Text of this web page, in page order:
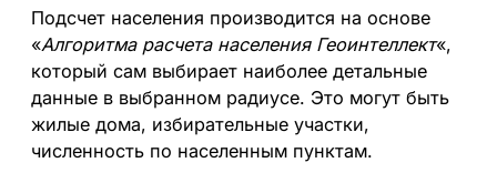
я
в
з
о
н
е
Подсчет населения производится на основе
«Алгоритма расчета населения Геоинтеллект«,
который сам выбирает наиболее детальные
данные в выбранном радиусе. Это могут быть
жилые дома, избирательные участки,
численность по населенным пунктам.